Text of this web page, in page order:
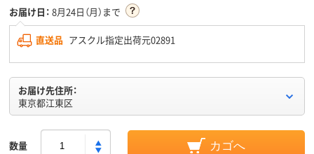
お届け日： 8月24日（月）まで
直送品 アスクル指定出荷元02891
お届け先住所：
東京都江東区
数量 カゴへ